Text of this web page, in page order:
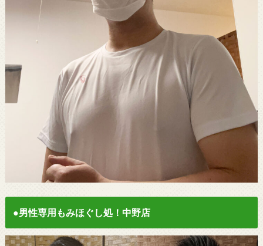
●男性専用もみほぐし処！中野店